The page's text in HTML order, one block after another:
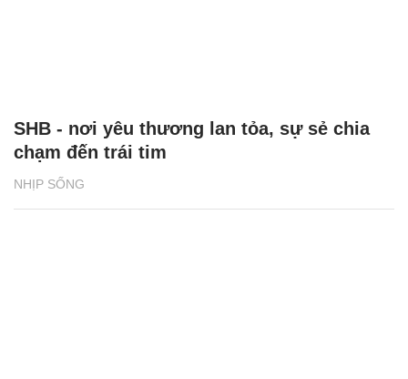
NHỊP SỐNG
SHB - nơi yêu thương lan tỏa, sự sẻ chia
chạm đến trái tim